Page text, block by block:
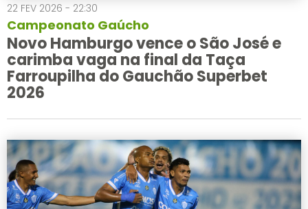
22 FEV 2026 - 22:30
Campeonato Gaúcho
Novo Hamburgo vence o São José e
carimba vaga na final da Taça
Farroupilha do Gauchão Superbet
2026